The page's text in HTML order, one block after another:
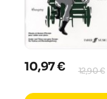
10,97 € 12,90 €